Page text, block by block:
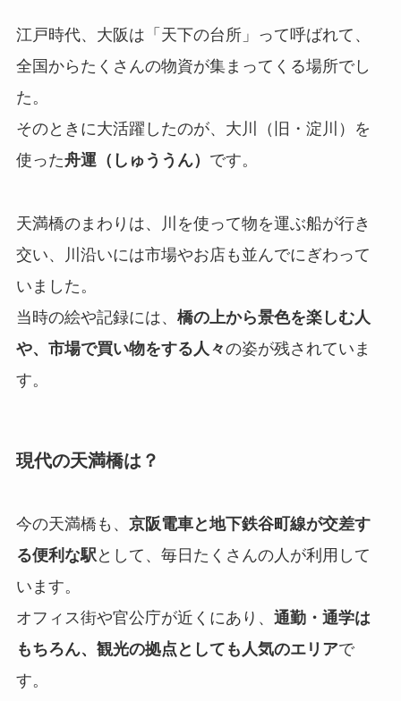
江戸時代、大阪は「天下の台所」って呼ばれて、
全国からたくさんの物資が集まってくる場所でし
た。
そのときに大活躍したのが、大川（旧・淀川）を
使った舟運（しゅううん） です。
天満橋のまわりは、川を使って物を運ぶ船が行き
交い、川沿いには市場やお店も並んでにぎわって
いました。
当時の絵や記録には、 橋の上から景色を楽しむ人
や、市場で買い物をする人々の姿が残されていま
す。
現代の天満橋は？
今の天満橋も、 京阪電車と地下鉄谷町線が交差す
る便利な駅 として、毎日たくさんの人が利用して
います。
オフィス街や官公庁が近くにあり、 通勤・通学は
もちろん、観光の拠点としても人気のエリアで
す。